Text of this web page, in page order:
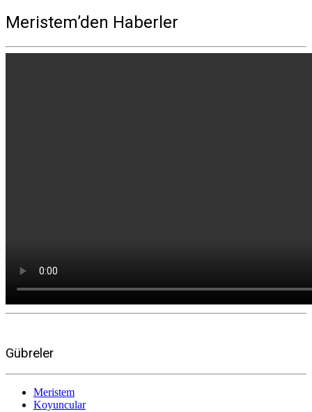
Meristem’den Haberler
Gübreler
Meristem
Koyuncular